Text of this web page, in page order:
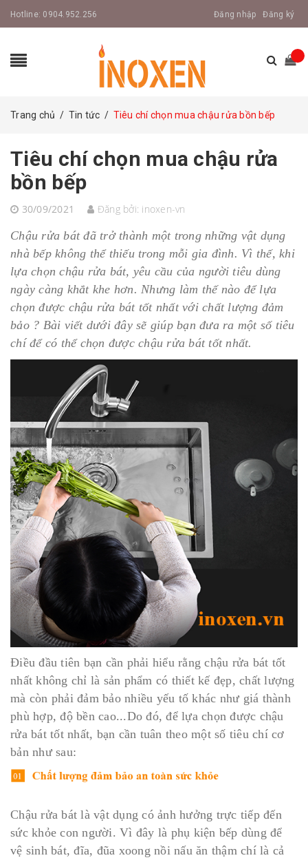
Hotline: 0904.952.256 Đăng nhập Đăng ký
Trang chủ / Tin tức / Tiêu chí chọn mua chậu rửa bồn bếp
Tiêu chí chọn mua chậu rửa
bồn bếp
30/09/2021 Đăng bởi: inoxen-vn
Chậu rửa bát đã trở thành một trong những vật dụng
nhà bếp không thể thiếu trong mỗi gia đình. Vì thế, khi
lựa chọn chậu rửa bát, yêu cầu của người tiêu dùng
ngày càng khắt khe hơn. Nhưng làm thế nào để lựa
chọn được chậu rửa bát tốt nhất với chất lượng đảm
bảo ? Bài viết dưới đây sẽ giúp bạn đưa ra một số tiêu
chí để có thể chọn được chậu rửa bát tốt nhất.
Điều đầu tiên bạn cần phải hiểu rằng chậu rửa bát tốt
nhất không chỉ là sản phẩm có thiết kế đẹp, chất lượng
mà còn phải đảm bảo nhiều yếu tố khác như giá thành
phù hợp, độ bền cao...Do đó, để lựa chọn được chậu
rửa bát tốt nhất, bạn cần tuân theo một số tiêu chí cơ
bản như sau:
Chậu rửa bát là vật dụng có ảnh hưởng trực tiếp đến
sức khỏe con người. Vì đây là phụ kiện bếp dùng để
vệ sinh bát, đĩa, đũa xoong nồi nấu ăn thậm chí là cả